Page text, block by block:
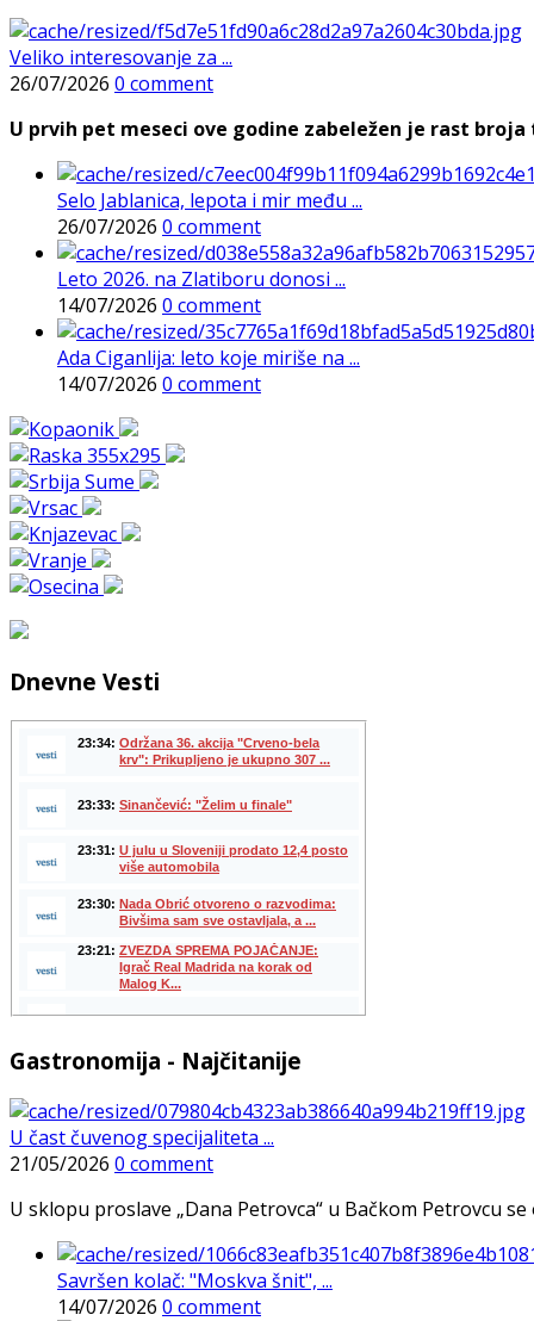
Veliko interesovanje za ...
26/07/2026 0 comment
U prvih pet meseci ove godine zabeležen je rast
Selo Jablanica, lepota i mir među ...
26/07/2026 0 comment
Leto 2026. na Zlatiboru donosi ...
14/07/2026 0 comment
Ada Ciganlija: leto koje miriše na ...
14/07/2026 0 comment
Dnevne Vesti
Gastronomija - Najčitanije
U čast čuvenog specijaliteta ...
21/05/2026 0 comment
U sklopu proslave „Dana Petrovca“ u Bačkom Petrovcu
Savršen kolač: "Moskva šnit", ...
14/07/2026 0 comment